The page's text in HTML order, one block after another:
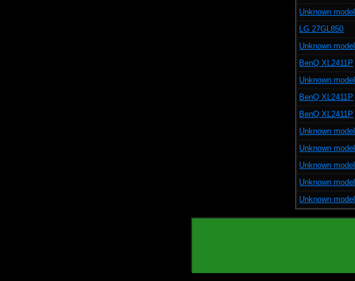
Unknown model
LG 27GL850
Unknown model
BenQ XL2411P
Unknown model
BenQ XL2411P
BenQ XL2411P
Unknown model
Unknown model
Unknown model
Unknown model
Unknown model